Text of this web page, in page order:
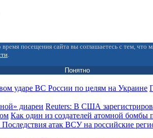
посещения сайта вы соглашаетесь с тем,
.
Понятно
Reuters: В США
Как один из создателей атомной